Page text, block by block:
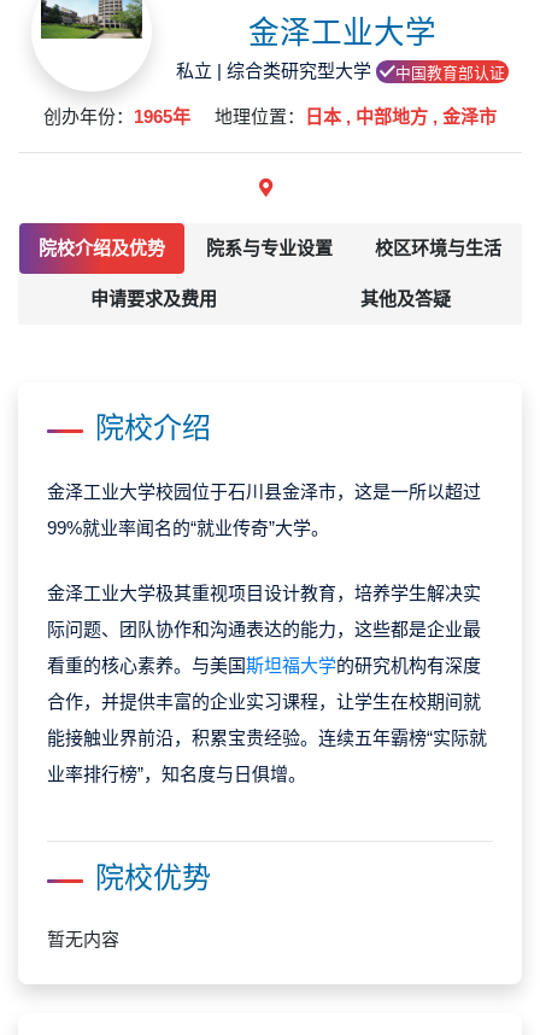
金泽工业大学
私立 | 综合类研究型大学 中国教育部认证
创办年份： 1965年 地理位置： 日本 , 中部地方 , 金泽市
院校介绍及优势 院系与专业设置 校区环境与生活
申请要求及费用 其他及答疑
院校介绍
金泽工业大学校园位于石川县金泽市， 这是一所以超过
99%就业率闻名的“就业传奇”大学。
金泽工业大学极其重视项目设计教育，培养学生解决实
际问题、团队协作和沟通表达的能力，这些都是企业最
看重的核心素养。 与美国斯坦福大学的研究机构有深度
合作，并提供丰富的企业实习课程，让学生在校期间就
能接触业界前沿，积累宝贵经验。连续五年霸榜“实际就
业率排行榜”，知名度与日俱增。
院校优势
暂无内容